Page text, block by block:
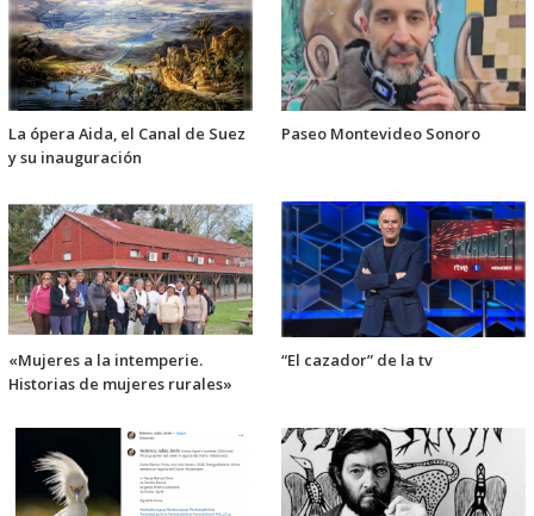
La ópera Aida, el Canal de Suez
y su inauguración
Paseo Montevideo Sonoro
«Mujeres a la intemperie.
Historias de mujeres rurales»
“El cazador” de la tv